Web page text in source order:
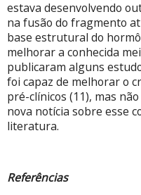
estava desenvolvendo
na fusão do fragmento
base estrutural do
melhorar a conhecida
publicaram alguns
foi capaz de melhorar o
pré-clínicos (11), mas
nova notícia sobre esse
literatura.
Referências